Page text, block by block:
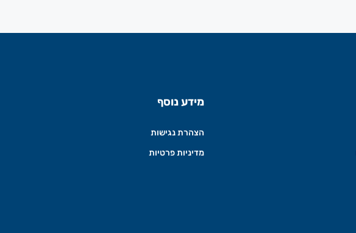
מידע נוסף
הצהרת נגישות
מדיניות פרטיות